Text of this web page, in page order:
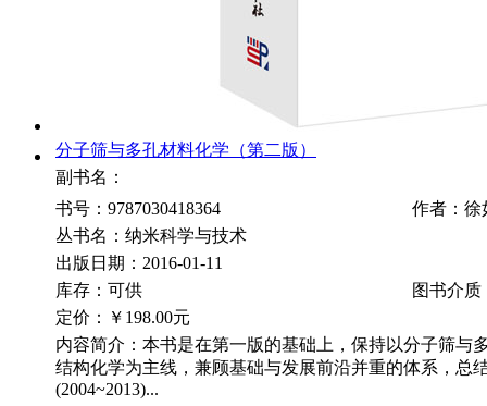
分子筛与多孔材料化学（第二版）
副书名：
书号：9787030418364
作者：徐
丛书名：纳米科学与技术
出版日期：2016-01-11
库存：可供
图书介质
定价：
￥198.00元
内容简介：本书是在第一版的基础上，保持以分子筛与
结构化学为主线，兼顾基础与发展前沿并重的体系，总
(2004~2013)...